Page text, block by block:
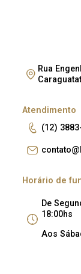
Rua
Atendimento
(12)
Horário de
De
18:00hs
Aos